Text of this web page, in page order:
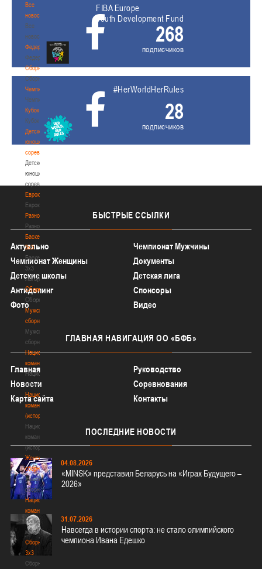
Все
новости
Все
новости
Федерация
Федерация
Сборные
Сборные
Чемпионат
Чемпионат
Кубок
Кубок
Детско-
юношеские
соревнования
Детско-
юношеские
соревнования
Еврокубки
Еврокубки
Разное
Разное
Баскетбол
3х3
Баскетбол
3х3
Лого[modid=121]
Сборные
Сборные
Мужские
сборные
Мужские
сборные
Национальная
команда
Национальная
команда
Национальная
команда
(история)
Национальная
команда
(история)
Женские
сборные
Женские
сборные
Национальная
команда
Национальная
команда
Сборные
3х3
Сборные
FIBA Europe
Youth Development Fund
268
подписчиков
#HerWorldHerRules
28
подписчиков
БЫСТРЫЕ ССЫЛКИ
Актуально
Чемпионат Мужчины
Чемпионат Женщины
Документы
Детские школы
Детская лига
Антидопинг
Спонсоры
Фото
Видео
ГЛАВНАЯ НАВИГАЦИЯ ОО «БФБ»
Главная
Руководство
Новости
Соревнования
Карта сайта
Контакты
ПОСЛЕДНИЕ НОВОСТИ
04.08.2026
«MINSK» представил Беларусь на «Играх Будущего –
2026»
31.07.2026
Навсегда в истории спорта: не стало олимпийского
чемпиона Ивана Едешко